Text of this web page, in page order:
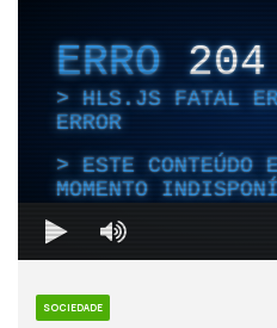
ERRO204
HLS.JS FATAL
ERROR
ESTE CONTEÚDO
MOMENTO
SOCIEDADE